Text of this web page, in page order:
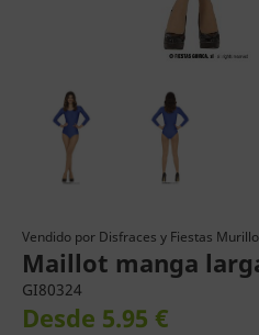
Vendido por Disfraces y Fiestas Murillo
Maillot manga
GI80324
Desde 5.95 €